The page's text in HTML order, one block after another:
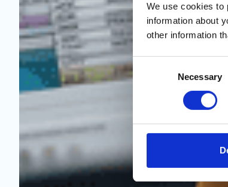
We use cookies to
information about
other information
Consent
Selection
Necessary